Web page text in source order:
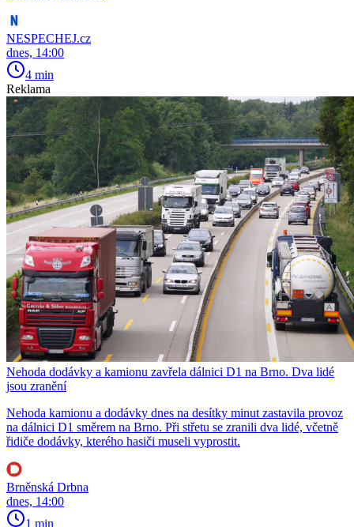
NESPECHEJ.cz
dnes, 14:00
4 min
Reklama
Nehoda dodávky a kamionu zavřela dálnici D1 na Brno. Dva lidé
jsou zranění
Nehoda kamionu a dodávky dnes na desítky minut zastavila provoz
na dálnici D1 směrem na Brno. Při střetu se zranili dva lidé, včetně
řidiče dodávky, kterého hasiči museli vyprostit.
Brněnská Drbna
dnes, 14:00
1 min